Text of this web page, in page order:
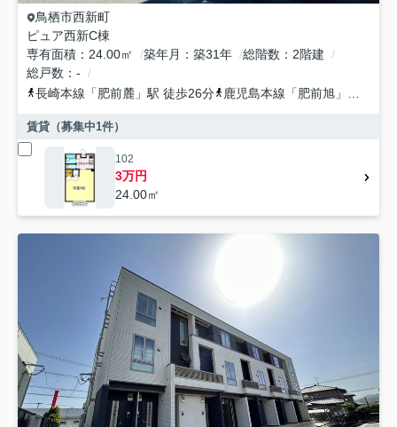
鳥栖市西新町
ピュア西新C棟
専有面積
24.00㎡ 築年月 築31年 総階数
2階建
総戸数
-
長崎本線 「 肥前麓 」駅 徒歩26分 鹿児島本線 「 肥前旭 」駅 徒歩31分
賃貸（募集中1件）
102
3万円
24.00㎡